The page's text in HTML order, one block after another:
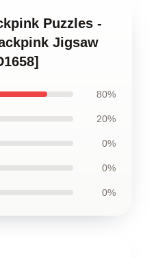
Puzzles -
Jigsaw
80%
20%
0%
0%
0%